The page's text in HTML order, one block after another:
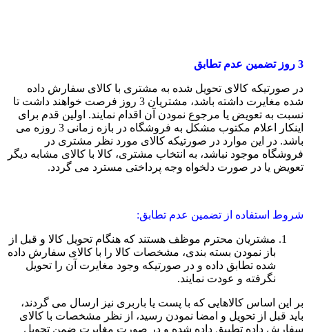
3 روز تضمین عدم تطابق
در صورتیکه کالای تحویل شده به مشتری با کالای سفارش داده
شده مغایرت داشته باشد، مشتریان 3 روز فرصت خواهند داشت تا
نسبت به تعویض یا مرجوع نمودن آن اقدام نمایند. اولین قدم برای
اینکار اعلام مکتوب مشکل به فروشگاه در بازه زمانی 3 روزه می
باشد. در این موارد در صورتیکه کالای مورد نظر مشتری در
فروشگاه موجود نباشد، به انتخاب مشتری، کالا با کالای مشابه دیگر
تعویض یا در صورت دلخواه وجه پرداختی مسترد می گردد.
شروط استفاده از تضمین عدم تطابق:
مشتریان محترم موظف هستند که هنگام تحویل کالا و قبل از
باز نمودن بسته بندی، مشخصات کالا را با کالای سفارش داده
شده تطابق داده و در صورتیکه وجود مغایرت آن را تحویل
نگرفته و عودت نمایند.
بر این اساس کالاهایی که با پست یا باربری نیز ارسال می گردند،
باید قبل از تحویل و امضا نمودن رسید، از نظر مشخصات با کالای
سفارش داده تطبیق داده شده و در صورت مغایرت ضمن تحویل